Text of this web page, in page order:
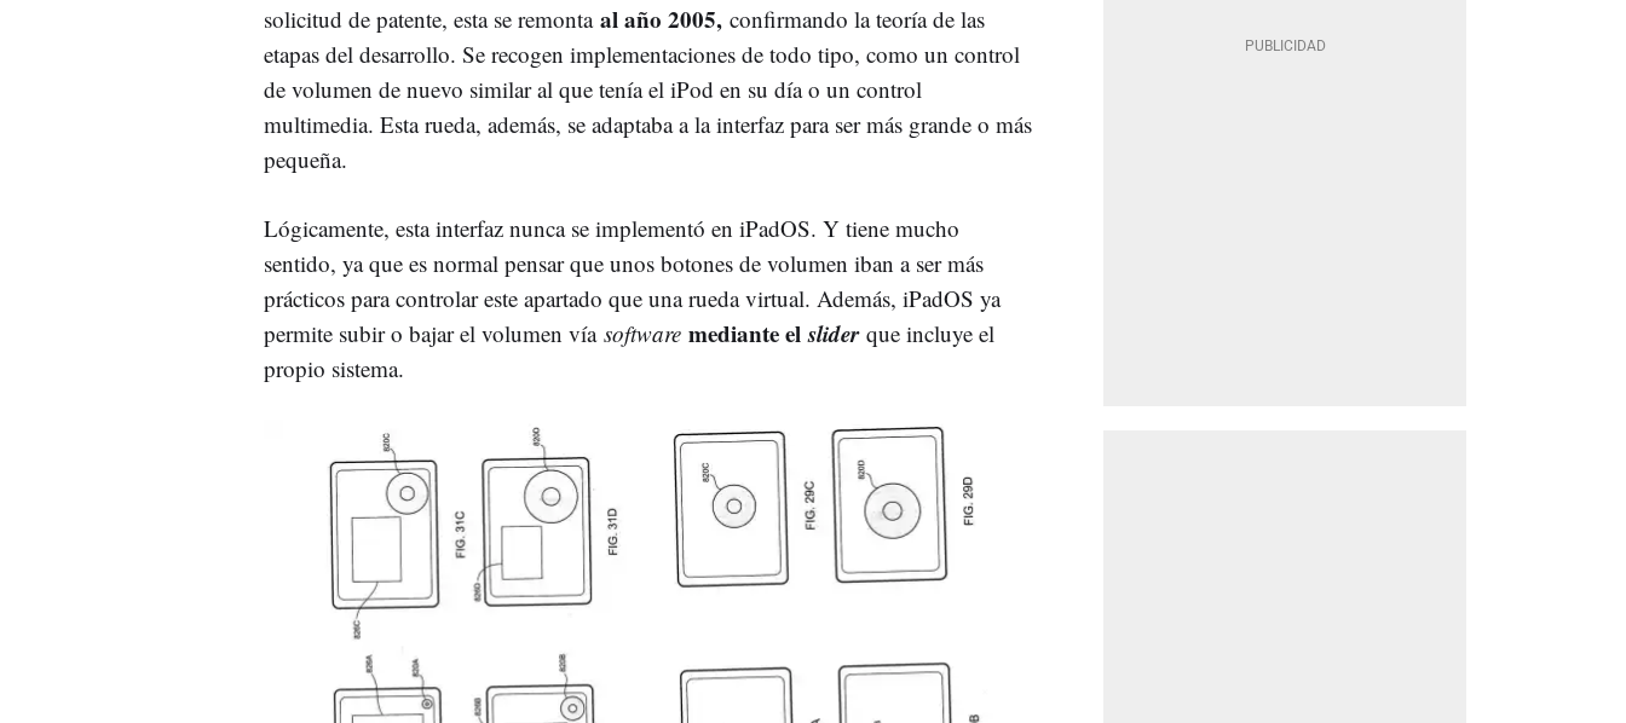
solicitud de patente, esta se remonta al año 2005, confirmando la teoría de las
etapas del desarrollo. Se recogen implementaciones de todo tipo, como un control
de volumen de nuevo similar al que tenía el iPod en su día o un control
multimedia. Esta rueda, además, se adaptaba a la interfaz para ser más grande o más
pequeña.
Lógicamente, esta interfaz nunca se implementó en iPadOS. Y tiene mucho
sentido, ya que es normal pensar que unos botones de volumen iban a ser más
prácticos para controlar este apartado que una rueda virtual. Además, iPadOS ya
permite subir o bajar el volumen vía software mediante elslider que incluye el
propio sistema.